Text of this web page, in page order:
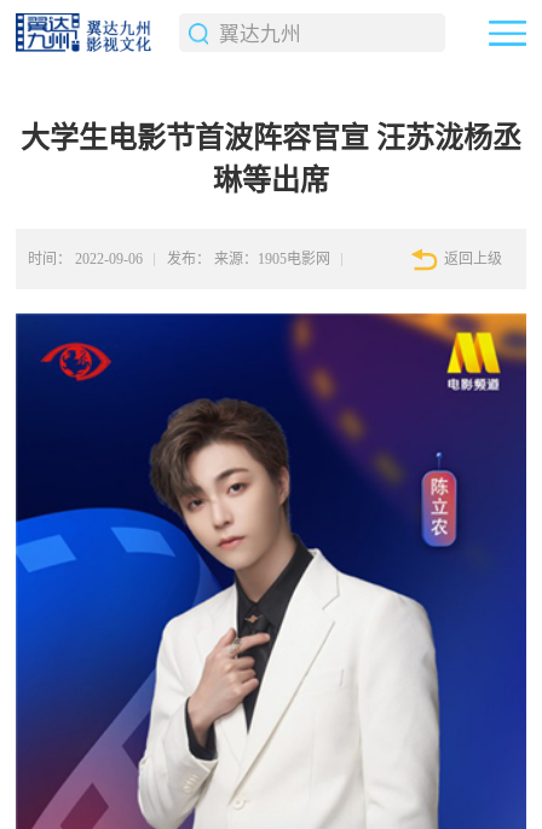
大学生电影节首波阵容官宣 汪苏泷杨丞
琳等出席
时间： 2022-09-06 发布： 来源：1905电影网 返回上级